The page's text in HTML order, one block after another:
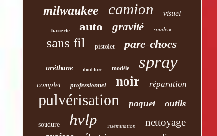
milwaukee camion visuel
batterie auto gravité soudeur
sans fil pistolet pare-chocs
uréthane doublure modèle spray
complet professionnel noir réparation
pulvérisation paquet outils
soudure hvlp insémination nettoyage